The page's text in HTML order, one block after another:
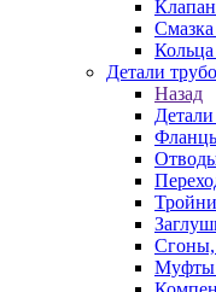
Смазка
Детали
Назад
Сгоны,
Муфты